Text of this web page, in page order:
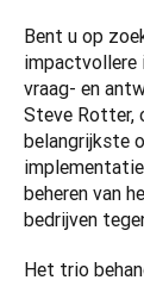
Bent u op
impactvollere
vraag- en
Steve Rotter,
belangrijkste
beheren van
bedrijven
Het trio